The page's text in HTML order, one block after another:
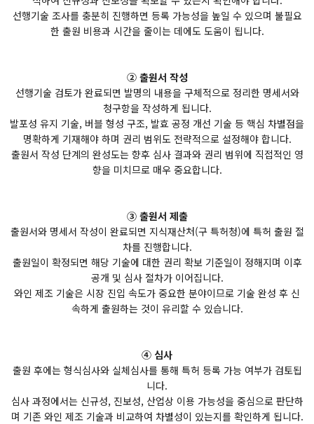
선행기술 조사를 충분히 진행하면 등록 가능성을 높일 수 있으며 불필요
한 출원 비용과 시간을 줄이는 데에도 도움이 됩니다.
② 출원서 작성
선행기술 검토가 완료되면 발명의 내용을 구체적으로 정리한 명세서와
청구항을 작성하게 됩니다.
발포성 유지 기술, 버블 형성 구조, 발효 공정 개선 기술 등 핵심 차별점을
명확하게 기재해야 하며 권리 범위도 전략적으로 설정해야 합니다.
출원서 작성 단계의 완성도는 향후 심사 결과와 권리 범위에 직접적인 영
향을 미치므로 매우 중요합니다.
③ 출원서 제출
출원서와 명세서 작성이 완료되면 지식재산처(구 특허청)에 특허 출원 절
차를 진행합니다.
출원일이 확정되면 해당 기술에 대한 권리 확보 기준일이 정해지며 이후
공개 및 심사 절차가 이어집니다.
와인 제조 기술은 시장 진입 속도가 중요한 분야이므로 기술 완성 후 신
속하게 출원하는 것이 유리할 수 있습니다.
④ 심사
출원 후에는 형식심사와 실체심사를 통해 특허 등록 가능 여부가 검토됩
니다.
심사 과정에서는 신규성, 진보성, 산업상 이용 가능성을 중심으로 판단하
며 기존 와인 제조 기술과 비교하여 차별성이 있는지를 확인하게 됩니다.